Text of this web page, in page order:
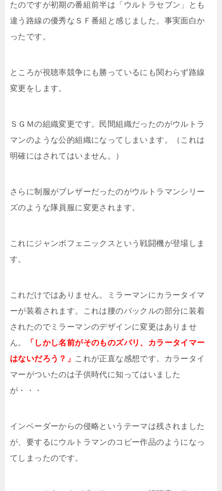
たのですが初期の番組前半は「ウルトラセブン」とも
違う路線の優秀なＳＦ番組と感じました。事実面白か
ったです。
ところが視聴率競争にも勝っているにも関わらず路線
変更をします。
ＳＧＭの組織変更です。民間組織だったのがウルトラ
マンのような公的組織になってしまいます。（これは
明確にはされてはいません。）
さらに制服がブレザーだったのがウルトラマンシリー
ズのような隊員服に変更されます。
これにジャンボフェニックスという戦闘機が登場しま
す。
これだけではありません。ミラーマンにカラータイマ
ーが装着されます。これは腰のバックルの部分に装着
されたのでミラーマンのデザインに変更はありませ
ん。
「しかし名前がそのものズバリ、カラータイマー
はないだろう？」 これが正直な感想です。カラータイ
マーがついたのは子供時代に知ってはいました
が・・・
インベーダーからの侵略というテーマは残されました
が、要するにウルトラマンのコピー作品のようになっ
てしまったのです。